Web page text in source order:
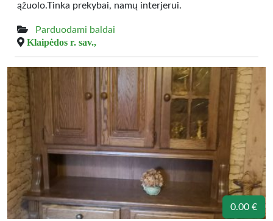
ąžuolo.Tinka prekybai, namų interjerui.
Parduodami baldai
Klaipėdos r. sav.,
0.00 €